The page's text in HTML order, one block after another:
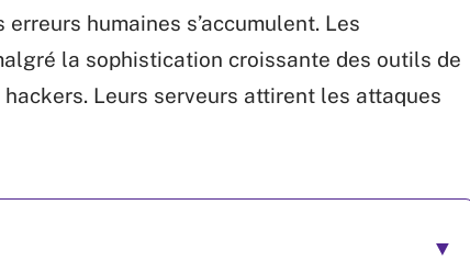
humaines s’accumulent. Les
la sophistication croissante des outils de
Leurs serveurs attirent les attaques